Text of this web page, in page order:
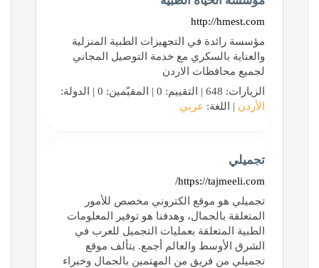
http://hmest.com
مؤسسة رائدة في التجهيزات الطبية المنزلية
والعناية بالسكري مع خدمة التوصيل المجاني
لجميع محافظات الاردن
الزيارات: 648 | التقييم: 0 | المقيّمين: 0 | الدولة:
الأردن | اللغة: عربي
تجميلي
https://tajmeeli.com/
تجميلي هو موقع الكتروني مخصص للأمور
المتعلقة بالجمال، وهدفنا هو توفير المعلومات
الطبية المتعلقة بعمليات التجميل للعرب في
الشرق الأوسط والعالم أجمع. يتألف موقع
تجميلي من فريق من المهتمين بالجمال وخبراء